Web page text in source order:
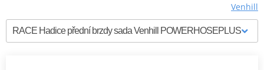
Venhill